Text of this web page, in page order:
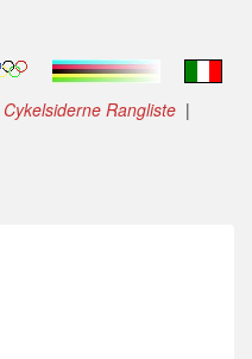
Cykelsiderne Rangliste |